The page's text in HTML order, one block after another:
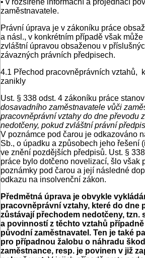
• v rozšířené informační a projednací
zaměstnavatele.
Právní úprava je v zákoníku práce
a násl., v konkrétním případě však
zvláštní úpravou obsaženou v
závazných právních předpisech.
4.1 Přechod pracovněprávních vztahů,
zanikly
Ust. § 338 odst. 4 zákoníku práce
dosavadního zaměstnavatele vůči
pracovněprávní vztahy do dne převodu
nedotčeny, pokud zvláštní právní
V poznámce pod čarou je odkazováno
Sb., o úpadku a způsobech jeho řešení
ve znění pozdějších předpisů. Ust. §
práce bylo dotčeno novelizací, šlo však
poznámky pod čarou a její následné
odkazu na insolvenční zákon.
Předmětná úprava je obvykle
pracovněprávní vztahy, které do dne
zůstávají přechodem nedotčeny, tzn.
a povinností z těchto vztahů
původní zaměstnavatel. Ten je také
pro případnou žalobu o náhradu
zaměstnance, resp. je povinen v již